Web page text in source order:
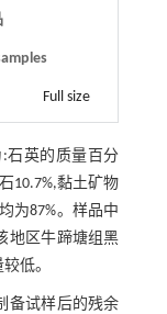
Full size
石英的质量百分
10.7%,黏土矿物
为87%。样品中
地区牛蹄塘组黑
低。
备试样后的残余